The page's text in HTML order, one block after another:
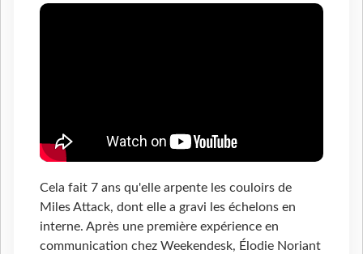
Cela fait 7 ans qu'elle arpente les couloirs de
Miles Attack, dont elle a gravi les échelons en
interne. Après une première expérience en
communication chez Weekendesk, Élodie Noriant